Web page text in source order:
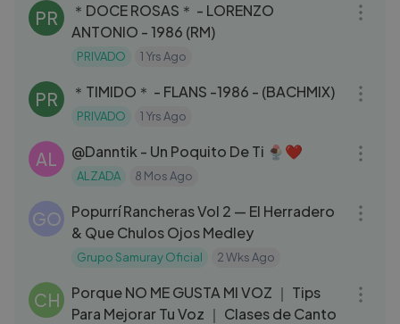
PR
＊DOCE ROSAS＊ - LORENZO
ANTONIO - 1986 (RM)
PRIVADO 1 Yrs Ago
PR ＊TIMIDO＊ - FLANS -1986 - (BACHMIX)
PRIVADO 1 Yrs Ago
AL ​‪@Danntik‬ - Un Poquito De Ti 🍨❤️
ALZADA 8 Mos Ago
GO
Popurrí Rancheras Vol 2 — El Herradero
& Que Chulos Ojos Medley
Grupo Samuray Oficial 2 Wks Ago
CH
Porque NO ME GUSTA MI VOZ ｜ Tips
Para Mejorar Tu Voz ｜ Clases de Canto